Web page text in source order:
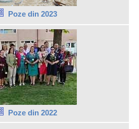
Poze din 2023
Poze din 2022